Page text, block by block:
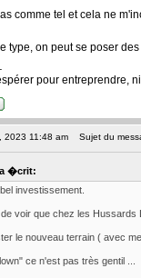
comme tel et cela ne
type, on peut se poser
pour entreprendre,
2023 11:48 am Sujet du
�crit:
investissement.
voir que chez les
le nouveau terrain ( avec
ce n'est pas très gentil ...